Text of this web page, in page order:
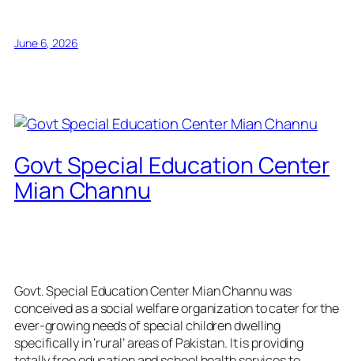
June 6, 2026
Govt Special Education Center
Mian Channu
Govt. Special Education Center Mian Channu was
conceived as a social welfare organization to cater for the
ever-growing needs of special children dwelling
specifically in ‘rural’ areas of Pakistan. It is providing